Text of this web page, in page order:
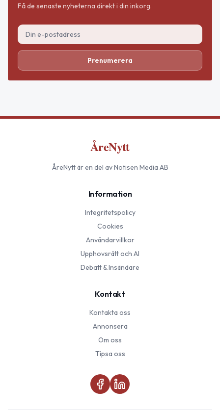
Få de senaste nyheterna direkt i din inkorg.
Prenumerera
ÅreNytt
ÅreNyttär en del av Notisen Media AB
Information
Integritetspolicy
Cookies
Användarvillkor
Upphovsrätt och AI
Debatt & Insändare
Kontakt
Kontakta oss
Annonsera
Om oss
Tipsa oss